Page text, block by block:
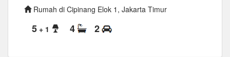
Rumah di Cipinang Elok 1, Jakarta Timur
5 + 1 4 2